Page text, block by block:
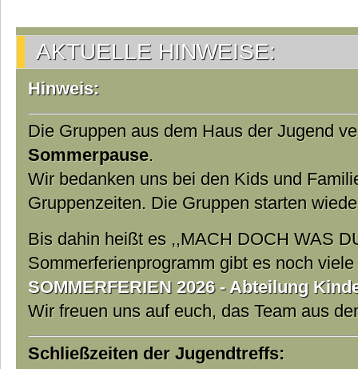
AKTUELLE HINWEISE:
Hinweis:
Die Gruppen aus dem Haus der Jugend
Sommerpause.
Wir bedanken uns bei den Kids und
Gruppenzeiten. Die Gruppen starten
Bis dahin heißt es ,,MACH DOCH WAS
Sommerferienprogramm gibt es noch
SOMMERFERIEN 2026 - Abteilung
Wir freuen uns auf euch, das Team aus
Schließzeiten der Jugendtreffs: